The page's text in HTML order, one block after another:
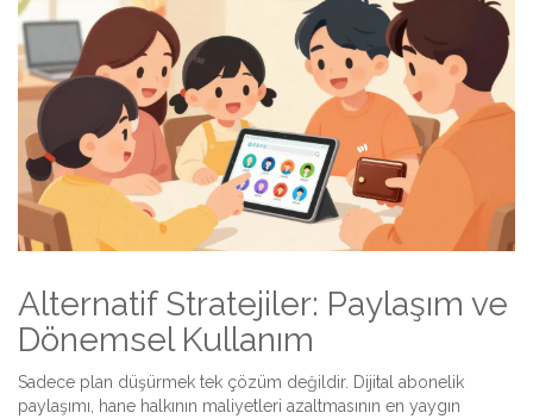
Alternatif Stratejiler: Paylaşım ve
Dönemsel Kullanım
Sadece plan düşürmek tek çözüm değildir. Dijital abonelik
paylaşımı, hane halkının maliyetleri azaltmasının en yaygın